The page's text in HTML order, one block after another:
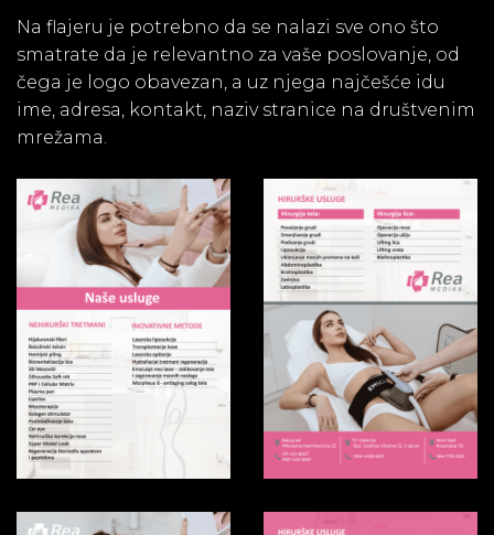
Na flajeru je potrebno da se nalazi sve ono što
smatrate da je relevantno za vaše poslovanje, od
čega je logo obavezan, a uz njega najčešće idu
ime, adresa, kontakt, naziv stranice na društvenim
mrežama.